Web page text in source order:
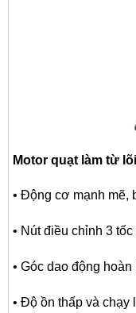
Motor quạt làm từ
• Động cơ mạnh mẽ,
• Nút điều chỉnh 3 tốc
• Góc dao động hoàn
• Độ ồn thấp và chạy